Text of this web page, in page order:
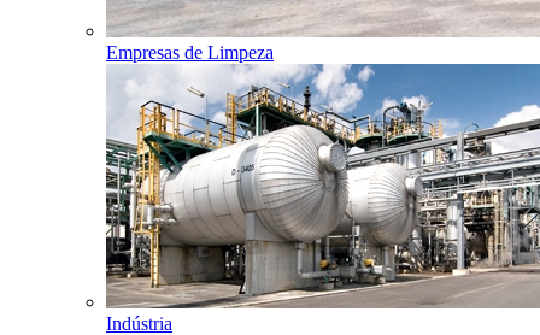
Empresas de Limpeza
Indústria